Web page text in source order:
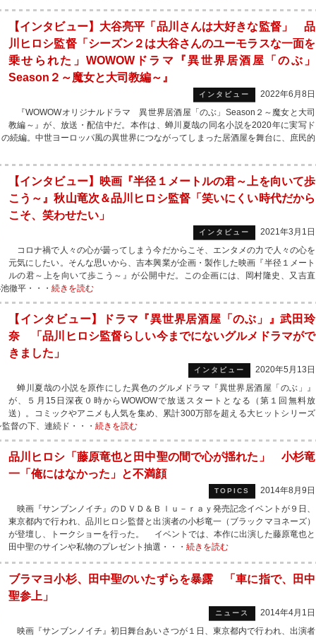
【インタビュー】大谷亮平「品川さんは大好きな監督」 品
川ヒロシ監督「シーズン２は大谷さんのユーモラスな一面を
乗せられた」WOWOWドラマ『異世界居酒屋「のぶ」
Season２～魔女と大司教編～』
インタビュー
2022年6月8日
『WOWOWオリジナルドラマ 異世界居酒屋「のぶ」Season２～魔女と大司
教編～』が、放送・配信中だ。本作は、蝉川夏哉の同名小説を2020年に実写ド
続編。中世ヨーロッパ風の異世界につながってしまった居酒屋を舞台に、庶民的
【インタビュー】映画『半径１メートルの君～上を向いて歩
こう～』秋山竜次＆品川ヒロシ監督「笑いにくい時代だから
こそ、笑わせたい」
インタビュー
2021年3月1日
コロナ禍で人々の心が曇ってしまう今だからこそ、エンタメの力で人々の心を
元気にしたい。そんな思いから、吉本興業が企画・製作した映画『半径１メート
ルの君～上を向いて歩こう～』が公開中だ。この企画には、岡村隆史、又吉直
徹平・・・ 続きを読む
【インタビュー】ドラマ『異世界居酒屋「のぶ」』武田玲
奈 「品川ヒロシ監督らしい今までにないグルメドラマがで
きました」
インタビュー
2020年5月13日
蝉川夏哉の小説を原作にした異色のグルメドラマ『異世界居酒屋「のぶ」』
が、５月15日深夜０時からWOWOWで放送スタートとなる（第１回無料放
送）。コミックやアニメも人気を集め、累計300万部を超える大ヒットシリーズ
督の下、連続ド・・・ 続きを読む
品川ヒロシ「藤原竜也と田中聖の間で心が揺れた」 小杉竜
一「俺にはなかった」と不満顔
TOPICS
2014年8月9日
映画『サンブンノイチ』のＤＶＤ＆Ｂｌｕ－ｒａｙ発売記念イベントが９日、
東京都内で行われ、品川ヒロシ監督と出演者の小杉竜一（ブラックマヨネーズ）
が登壇し、トークショーを行った。 イベントでは、本作に出演した藤原竜也と
田中聖のサインや私物のプレゼント抽選・・・ 続きを読む
ブラマヨ小杉、田中聖のいたずらを暴露 「車に指で、田中
聖参上」
ニュース
2014年4月1日
映画『サンブンノイチ』初日舞台あいさつが１日、東京都内で行われ、出演者